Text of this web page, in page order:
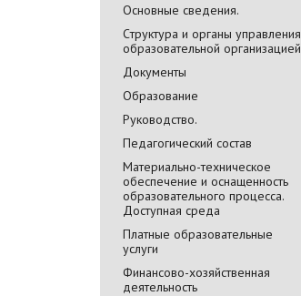
Основные сведения.
Cтруктура и органы управления
образовательной организацией
Документы
Образование
Руководство.
Педагогический состав
Материально-техническое
обеспечение и оснащенность
образовательного процесса.
Доступная среда
Платные образовательные
услуги
Финансово-хозяйственная
деятельность